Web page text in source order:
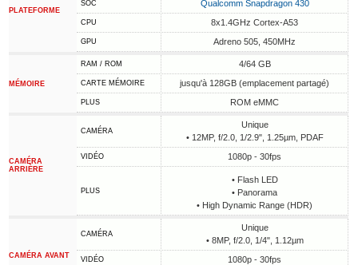
PLATEFORME
SOC Qualcomm Snapdragon 430
CPU 8x1.4GHz Cortex-A53
GPU Adreno 505, 450MHz
MÉMOIRE
RAM / ROM 4/64 GB
CARTE MÉMOIRE jusqu'à 128GB (emplacement partagé)
PLUS ROM eMMC
CAMÉRA
ARRIÈRE
CAMÉRA
Unique
• 12MP, f/2.0, 1/2.9", 1.25µm, PDAF
VIDÉO 1080p - 30fps
PLUS
• Flash LED
• Panorama
• High Dynamic Range (HDR)
CAMÉRA AVANT
CAMÉRA
Unique
• 8MP, f/2.0, 1/4", 1.12µm
VIDÉO 1080p - 30fps